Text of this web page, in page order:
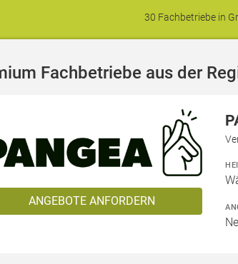
30 Fachbetriebe in
Fachbetriebe aus der
ANGEBOTE ANFORDERN